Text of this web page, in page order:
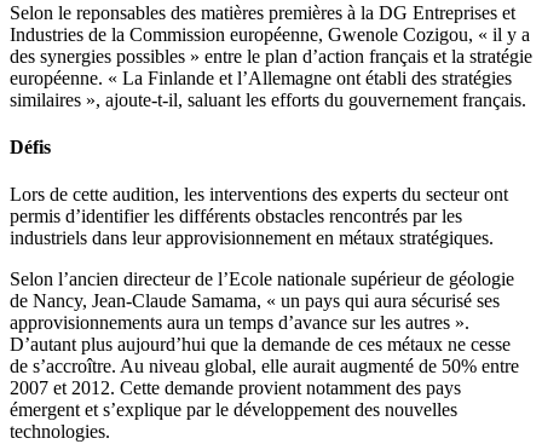
Selon le reponsables des matières premières à la DG Entreprises et
Industries de la Commission européenne, Gwenole Cozigou, « il y a
des synergies possibles » entre le plan d’action français et la stratégie
européenne. « La Finlande et l’Allemagne ont établi des stratégies
similaires », ajoute-t-il, saluant les efforts du gouvernement français.
Défis
Lors de cette audition, les interventions des experts du secteur ont
permis d’identifier les différents obstacles rencontrés par les
industriels dans leur approvisionnement en métaux stratégiques.
Selon l’ancien directeur de l’Ecole nationale supérieur de géologie
de Nancy, Jean-Claude Samama, « un pays qui aura sécurisé ses
approvisionnements aura un temps d’avance sur les autres ».
D’autant plus aujourd’hui que la demande de ces métaux ne cesse
de s’accroître. Au niveau global, elle aurait augmenté de 50% entre
2007 et 2012. Cette demande provient notamment des pays
émergent et s’explique par le développement des nouvelles
technologies.